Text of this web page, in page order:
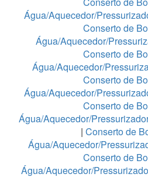
Água/Aquecedor/
Conserto de
Água/Aquecedor/
Conserto de
Água/Aquecedor/
Conserto de
Água/Aquecedor/
Conserto de
Água/Aquecedor/
| Conserto de
Água/Aquecedor/
Conserto de
Água/Aquecedor/